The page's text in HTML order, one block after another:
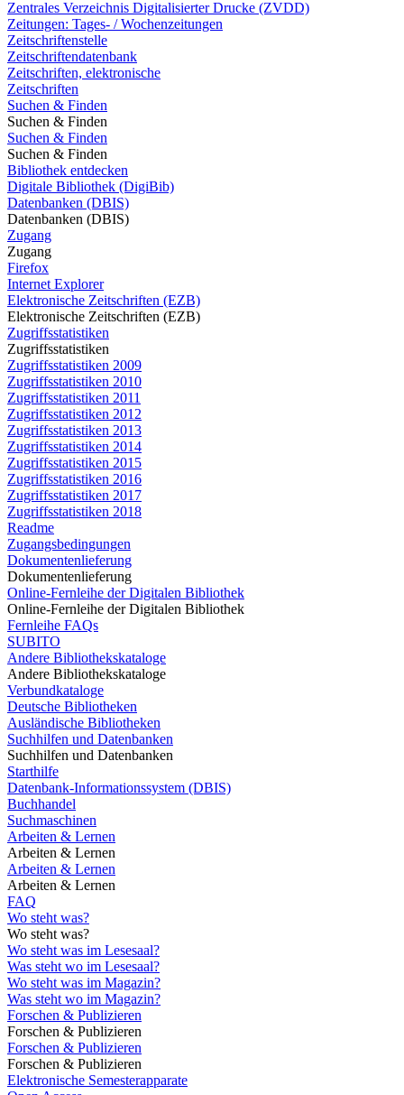
Zentrales Verzeichnis Digitalisierter Drucke (ZVDD)
Zeitungen: Tages- / Wochenzeitungen
Zeitschriftenstelle
Zeitschriftendatenbank
Zeitschriften, elektronische
Zeitschriften
Suchen & Finden
Suchen & Finden
Suchen & Finden
Suchen & Finden
Bibliothek entdecken
Digitale Bibliothek (DigiBib)
Datenbanken (DBIS)
Datenbanken (DBIS)
Zugang
Zugang
Firefox
Internet Explorer
Elektronische Zeitschriften (EZB)
Elektronische Zeitschriften (EZB)
Zugriffsstatistiken
Zugriffsstatistiken
Zugriffsstatistiken 2009
Zugriffsstatistiken 2010
Zugriffsstatistiken 2011
Zugriffsstatistiken 2012
Zugriffsstatistiken 2013
Zugriffsstatistiken 2014
Zugriffsstatistiken 2015
Zugriffsstatistiken 2016
Zugriffsstatistiken 2017
Zugriffsstatistiken 2018
Readme
Zugangsbedingungen
Dokumentenlieferung
Dokumentenlieferung
Online-Fernleihe der Digitalen Bibliothek
Online-Fernleihe der Digitalen Bibliothek
Fernleihe FAQs
SUBITO
Andere Bibliothekskataloge
Andere Bibliothekskataloge
Verbundkataloge
Deutsche Bibliotheken
Ausländische Bibliotheken
Suchhilfen und Datenbanken
Suchhilfen und Datenbanken
Starthilfe
Datenbank-Informationssystem (DBIS)
Buchhandel
Suchmaschinen
Arbeiten & Lernen
Arbeiten & Lernen
Arbeiten & Lernen
Arbeiten & Lernen
FAQ
Wo steht was?
Wo steht was?
Wo steht was im Lesesaal?
Was steht wo im Lesesaal?
Wo steht was im Magazin?
Was steht wo im Magazin?
Forschen & Publizieren
Forschen & Publizieren
Forschen & Publizieren
Forschen & Publizieren
Elektronische Semesterapparate